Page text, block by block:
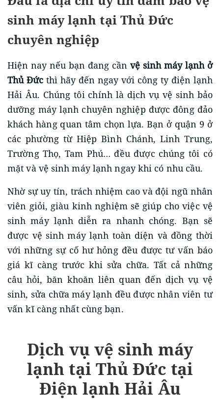
sinh máy lạnh tại Thủ Đức
chuyên nghiệp
Hiện nay nếu bạn đang cần vệ sinh máy lạnh ở
Thủ Đức thì hãy đến ngay với công ty điện lạnh
Hải Âu. Chúng tôi chính là dịch vụ vệ sinh bảo
dưỡng máy lạnh chuyên nghiệp được đông đảo
khách hàng quan tâm chọn lựa. Bạn ở quận 9 ở
các phường từ Hiệp Bình Chánh, Linh Trung,
Trường Thọ, Tam Phú… đều được chúng tôi có
mặt và vệ sinh máy lạnh ngay khi có nhu cầu.
Nhờ sự uy tín, trách nhiệm cao và đội ngũ nhân
viên giỏi, giàu kinh nghiệm sẽ giúp cho việc vệ
sinh máy lạnh diễn ra nhanh chóng. Bạn sẽ
được vệ sinh máy lạnh toàn diện và đồng thời
với những sự cố hư hỏng đều được tư vấn báo
giá kĩ càng trước khi sửa chữa. Tất cả những
câu hỏi, băn khoăn liên quan đến dịch vụ vệ
sinh, sửa chữa máy lạnh đều được nhân viên tư
vấn kĩ càng nhất cùng bạn.
Dịch vụ vệ sinh máy
lạnh tại Thủ Đức tại
Điện lạnh Hải Âu